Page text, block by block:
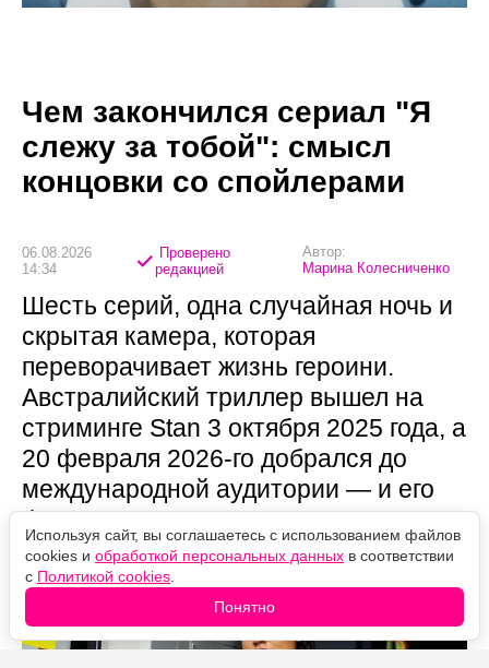
Чем закончился сериал "Я
слежу за тобой": смысл
концовки со спойлерами
06.08.2026
14:34
Проверено
редакцией
Автор:
Марина Колесниченко
Шесть серий, одна случайная ночь и
скрытая камера, которая
переворачивает жизнь героини.
Австралийский триллер вышел на
стриминге Stan 3 октября 2025 года, а
20 февраля 2026-го добрался до
международной аудитории — и его
финал устроен так, что половину
смысла легко пропустить.
Используя сайт, вы соглашаетесь с использованием файлов
cookies и обработкой персональных данных в соответствии
с Политикой cookies
Понятно